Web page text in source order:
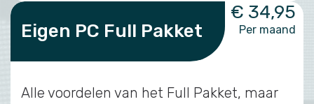
Eigen PC Full Pakket
€ 34,95
Per maand
Alle voordelen van het Full Pakket, maar